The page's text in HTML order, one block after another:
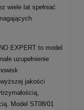
wiele lat spełniać
EXPERT to model
uzupełnienie
jakości
Model ST08/01